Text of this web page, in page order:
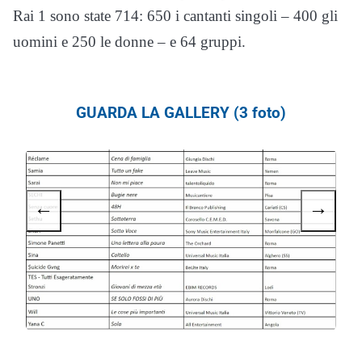
Rai 1 sono state 714: 650 i cantanti singoli – 400 gli
uomini e 250 le donne – e 64 gruppi.
GUARDA LA GALLERY (3 foto)
← →